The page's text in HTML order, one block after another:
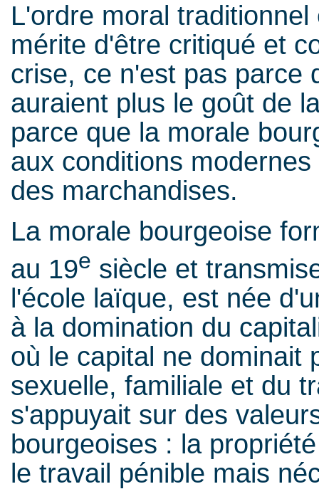
L'ordre moral
mérite d'être critiqué et
crise, ce n'est pas parce
auraient plus le goût de
parce que la morale
aux conditions
des marchandises.
La morale bourgeoise
au 19e siècle et
l'école laïque, est née
à la domination du
où le capital ne dominait
sexuelle, familiale et du
s'appuyait sur des
bourgeoises : la
le travail pénible mais